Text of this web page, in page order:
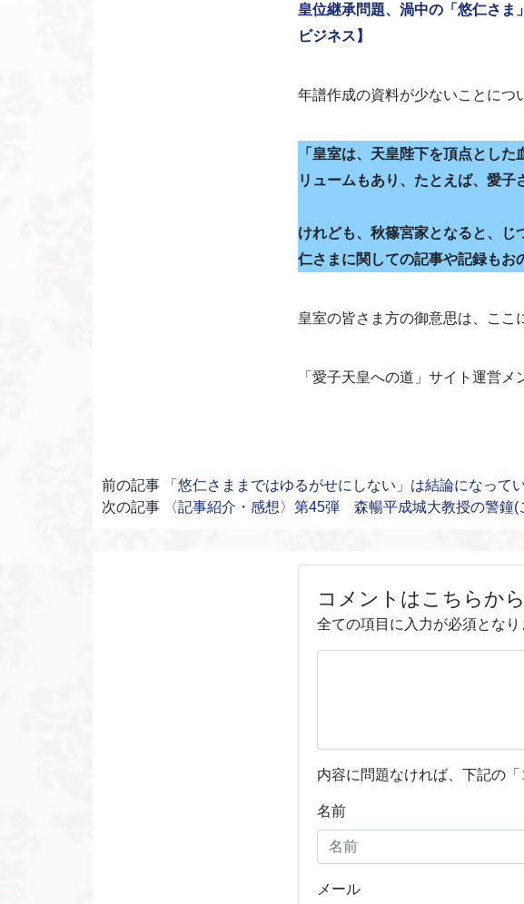
皇位継承問題、渦中の「悠仁さ
ビジネス】
年譜作成の資料が少ないことにつ
「皇室は、天皇陛下を頂点とし
リュームもあり、たとえば、愛子
けれども、秋篠宮家となると、
仁さまに関しての記事や記録もお
皇室の皆さま方の御意思は、ここ
「愛子天皇への道」サイト運営
前の記事
「悠仁さままではゆるがせにしない」は結論になっ
次の記事
〈記事紹介・感想〉第45弾 森暢平成城大教授の警鐘
コメントはこちらから
全ての項目に入力が必須とな
内容に問題なければ、下記の
名前
メール